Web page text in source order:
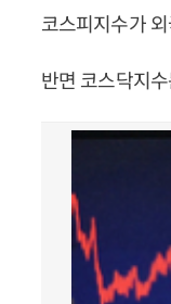
코스피지수가
반면 코스닥지